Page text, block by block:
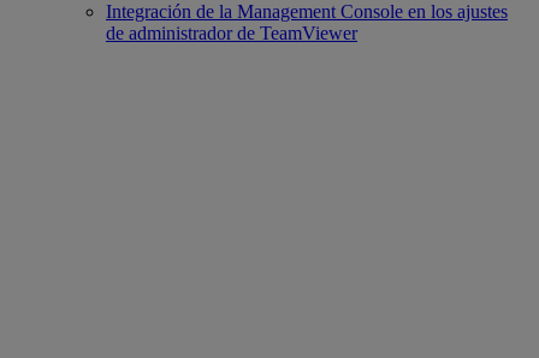
Integración de la Management Console en los ajustes
de administrador de TeamViewer